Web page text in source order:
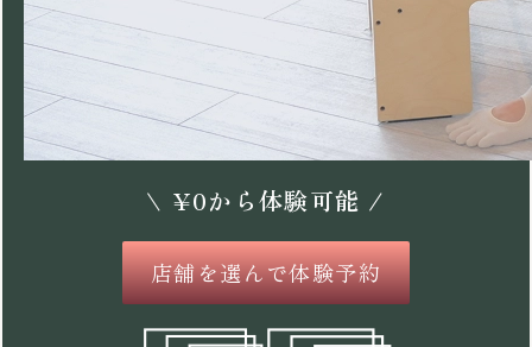
\ ¥0から体験可能 /
店舗を選んで体験予約